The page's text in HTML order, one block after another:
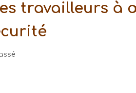
les travailleurs à